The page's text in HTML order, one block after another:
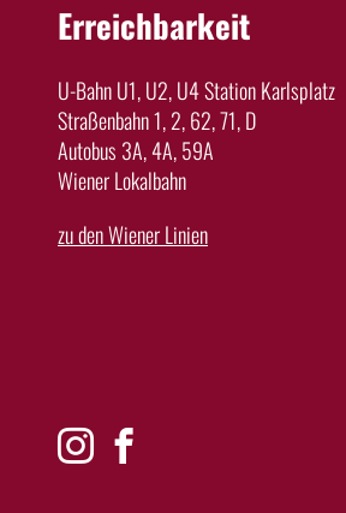
Erreichbarkeit
U-Bahn U1, U2, U4 Station Karlsplatz
Straßenbahn 1, 2, 62, 71, D
Autobus 3A, 4A, 59A
Wiener Lokalbahn
zu den Wiener Linien